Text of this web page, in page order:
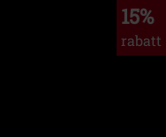
15%
rabatt